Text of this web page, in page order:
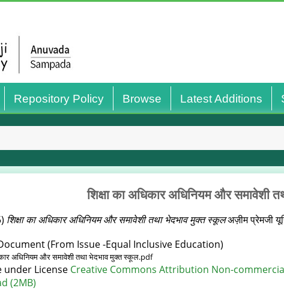
Repository Policy Browse Latest Additions
शिक्षा का अधिकार अधिनियम और समावेशी
शिक्षा का अधिकार अधिनियम और समावेशी तथा भेदभाव मुक्त स्कूलअज़ीम प्रेमजी
(From Issue -Equal Inclusive Education)
अधिनियम और समावेशी तथा भेदभाव मुक्त स्कूल.pdf
under License Creative Commons Attribution Non-
(2MB)